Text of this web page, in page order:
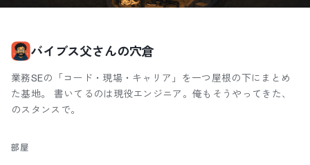
バイブス父さんの穴倉
業務SEの「コード・現場・キャリア」を一つ屋根の下にまとめ
た基地。 書いてるのは現役エンジニア。俺もそうやってきた、
のスタンスで。
部屋